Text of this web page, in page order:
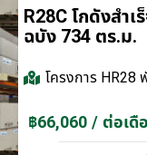
R28C โกดังสำ
ฉบัง 734 ตร.ม.
โครงการ HR28
฿66,060 / ต่อเดื